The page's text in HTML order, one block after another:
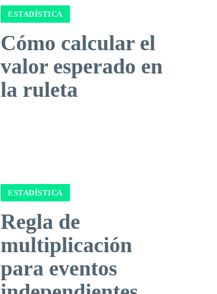
ESTADÍSTICA
Cómo calcular el
valor esperado en
la ruleta
ESTADÍSTICA
Regla de
multiplicación
para eventos